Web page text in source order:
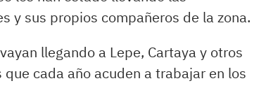
y sus propios compañeros de la zona.
llegando a Lepe, Cartaya y otros
cada año acuden a trabajar en los